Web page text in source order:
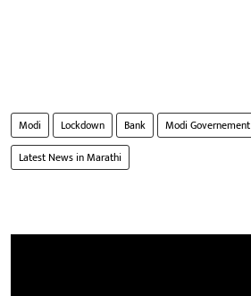
Modi Lockdown Bank Modi Governement
Latest News in Marathi